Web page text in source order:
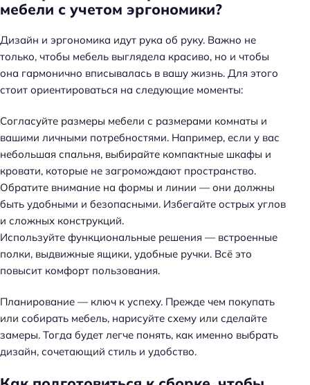
мебели с учетом эргономики?
Дизайн и эргономика идут рука об руку. Важно не
только, чтобы мебель выглядела красиво, но и чтобы
она гармонично вписывалась в вашу жизнь. Для этого
стоит ориентироваться на следующие моменты:
Согласуйте размеры мебели с размерами комнаты и
вашими личными потребностями. Например, если у вас
небольшая спальня, выбирайте компактные шкафы и
кровати, которые не загромождают пространство.
Обратите внимание на формы и линии — они должны
быть удобными и безопасными. Избегайте острых углов
и сложных конструкций.
Используйте функциональные решения — встроенные
полки, выдвижные ящики, удобные ручки. Всё это
повысит комфорт пользования.
Планирование — ключ к успеху. Прежде чем покупать
или собирать мебель, нарисуйте схему или сделайте
замеры. Тогда будет легче понять, как именно выбрать
дизайн, сочетающий стиль и удобство.